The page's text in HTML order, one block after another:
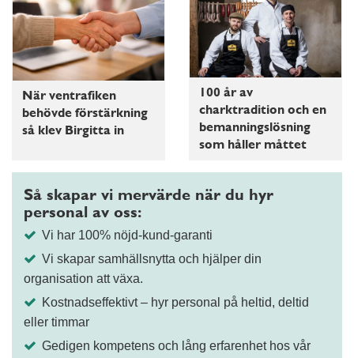
När ventrafiken
behövde förstärkning
så klev Birgitta in
100 år av
charktradition och en
bemanningslösning
som håller måttet
Så skapar vi mervärde när du hyr
personal av oss:
Vi har 100% nöjd-kund-garanti
Vi skapar samhällsnytta och hjälper din
organisation att växa.
Kostnadseffektivt – hyr personal på heltid, deltid
eller timmar
Gedigen kompetens och lång erfarenhet hos vår